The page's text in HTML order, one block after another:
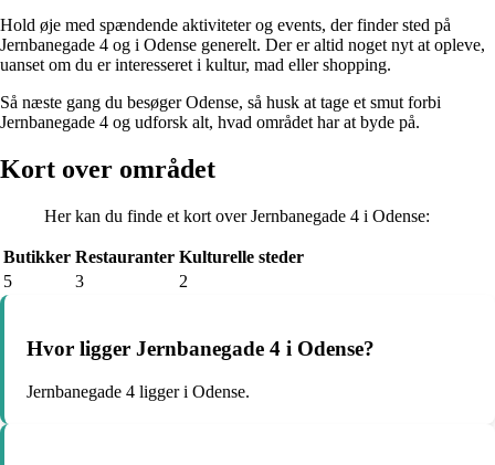
Hold øje med spændende aktiviteter og events, der finder sted på
Jernbanegade 4 og i Odense generelt. Der er altid noget nyt at opleve,
uanset om du er interesseret i kultur, mad eller shopping.
Så næste gang du besøger Odense, så husk at tage et smut forbi
Jernbanegade 4 og udforsk alt, hvad området har at byde på.
Kort over området
Her kan du finde et kort over Jernbanegade 4 i Odense:
Butikker Restauranter Kulturelle steder
5
3 2
Hvor ligger Jernbanegade 4 i Odense?
Jernbanegade 4 ligger i Odense.